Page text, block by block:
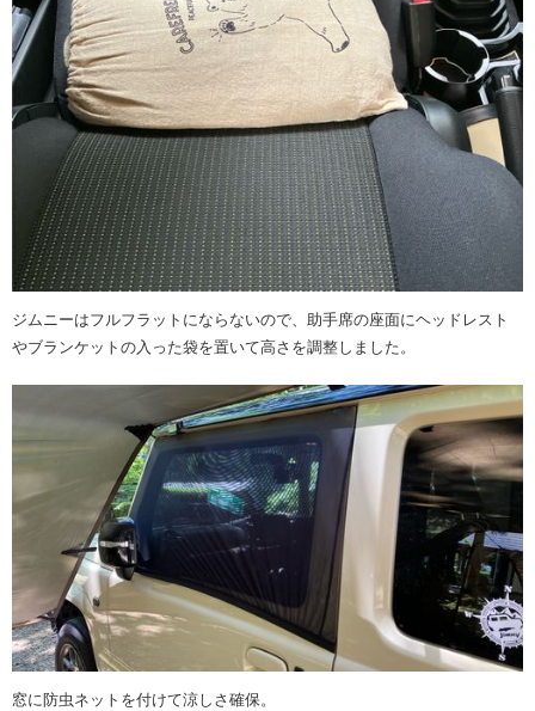
ジムニーはフルフラットにならないので、助手席の座面にヘッドレスト
やブランケットの入った袋を置いて高さを調整しました。
窓に防虫ネットを付けて涼しさ確保。